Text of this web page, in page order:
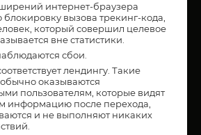
интернет-браузера
блокировку вызова трекинг-кода,
который совершил целевое
вне статистики.
сбои.
лендингу. Такие
оказываются
пользователям, которые видят
информацию после перехода,
и не выполняют никаких